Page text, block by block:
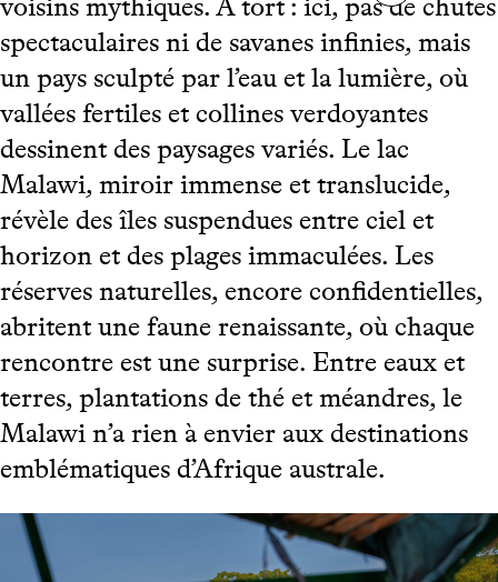
voisins mythiques. À tort : ici, pas de chutes
spectaculaires ni de savanes infinies, mais
un pays sculpté par l’eau et la lumière, où
vallées fertiles et collines verdoyantes
dessinent des paysages variés. Le lac
Malawi, miroir immense et translucide,
révèle des îles suspendues entre ciel et
horizon et des plages immaculées. Les
réserves naturelles, encore confidentielles,
abritent une faune renaissante, où chaque
rencontre est une surprise. Entre eaux et
terres, plantations de thé et méandres, le
Malawi n’a rien à envier aux destinations
emblématiques d’Afrique australe.